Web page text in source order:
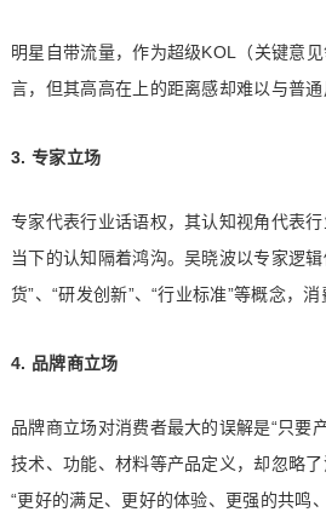
明星自带流量，作为超级KOL（关键意
言，但其高高在上的距离感却难以与普通
3. 专家立场
专家代表行业话语权，其认知视角代表
当下的认知隔着鸿沟。吴晓波以专家逻
货”、“研发创新”、“行业标准”等概念，消
4. 品牌商立场
品牌商立场对消费者最大的误解是“只要
技术、功能、材料等产品定义，却忽略
“更好的满足、更好的体验、更强的共鸣